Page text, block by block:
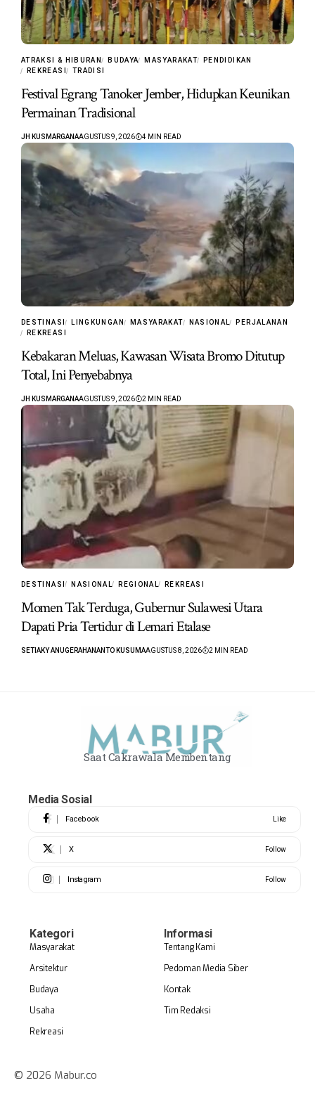
ATRAKSI & HIBURAN BUDAYA MASYARAKAT
PENDIDIKAN
REKREASI
TRADISI
Festival Egrang Tanoker Jember, Hidupkan Keunikan
Permainan Tradisional
JH KUSMARGANAAGUSTUS 9, 2026 4 MIN READ
DESTINASI LINGKUNGAN MASYARAKAT NASIONAL
PERJALANAN
REKREASI
Kebakaran Meluas, Kawasan Wisata Bromo Ditutup
Total, Ini Penyebabnya
JH KUSMARGANAAGUSTUS 9, 2026 2 MIN READ
DESTINASI NASIONAL REGIONAL REKREASI
Momen Tak Terduga, Gubernur Sulawesi Utara
Dapati Pria Tertidur di Lemari Etalase
SETIAKY ANUGERAHANANTO KUSUMAAGUSTUS 8, 2026 2 MIN READ
Saat Cakrawala Membentang
Media Sosial
Facebook Like
X Follow
Instagram Follow
Kategori
Masyarakat
Arsitektur
Budaya
Usaha
Rekreasi
Informasi
Tentang Kami
Pedoman Media Siber
Kontak
Tim Redaksi
© 2026 Mabur.co